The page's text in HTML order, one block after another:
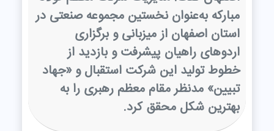
مبارکه به‌عنوان نخستین مجموعه صنعتی در
استان اصفهان از میزبانی و برگزاری
اردوهای راهیان پیشرفت و بازدید از
خطوط تولید این شرکت استقبال و «جهاد
تبیین» مدنظر مقام معظم رهبری را به
بهترین شکل محقق کرد.